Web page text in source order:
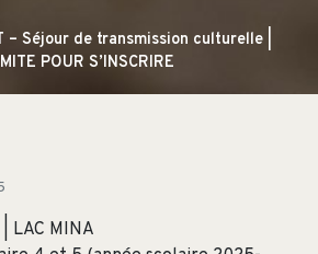
– Séjour de transmission culturelle |
POUR S’INSCRIRE
LAC MINA